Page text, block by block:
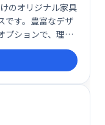
のオリジナル家具
です。豊富なデザ
プションで、理想
スタッフによるサ
安心してご利用
あなただけの家具